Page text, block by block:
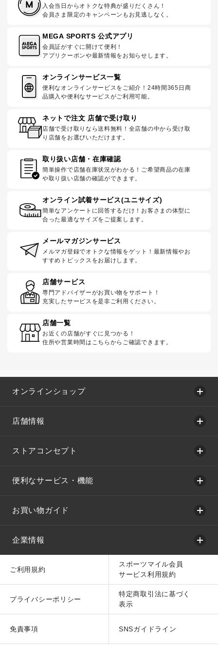
入会当日からオトクな特典が盛りだくさん！
会員さま限定のキャンペーンもお見逃しなく。
MEGA SPORTS 公式アプリ
会員証がすぐに開けて便利！
アプリクーポンや最新情報をお知らせします。
オンラインサービス一覧
便利なオンラインサービスをご紹介！24時間365日商
品購入や便利なサービスがご利用可能。
ネットで注文 店舗で受け取り
店舗で受け取りなら送料無料！全店舗の中から受け取
り店舗をお選びいただけます。
取り扱い店舗・在庫確認
簡単操作で店舗在庫状況がわかる！ご希望商品の在庫
や取り扱い店舗の確認ができます。
オンライン試着サービス(ユニサイズ)
簡単なアンケートに回答するだけ！お客さまの体型に
合った最適なサイズをご提案します。
メールマガジンサービス
メルマガ登録でオトクな情報をゲット！最新情報やお
すすめトピックスをお届けします。
店舗サービス
専門アドバイザーがお買い物をサポート！
充実したサービスを是非ご利用ください。
店舗一覧
お近くの店舗がすぐに見つかる！
住所や営業時間はこちらからご確認できます。
オンラインショップ
店舗情報
ストアコンセプト
便利なサービス・機能
お買い物ガイド
企業情報
ご利用規約
スポーツマイル会員
サービス利用規約
プライバシーポリシー
特定商取引法に基づく
表示
免責事項 SNSガイドライン